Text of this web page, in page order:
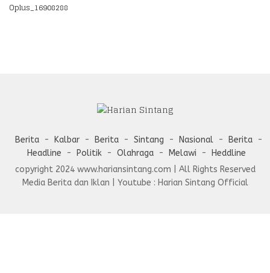
Oplus_16908288
Berita Kalbar Berita Sintang Nasional
Berita
Headline
Politik Olahraga Melawi
Heddline
copyright 2024 www.hariansintang.com | All Rights Reserved
Media Berita dan Iklan | Youtube : Harian Sintang Official